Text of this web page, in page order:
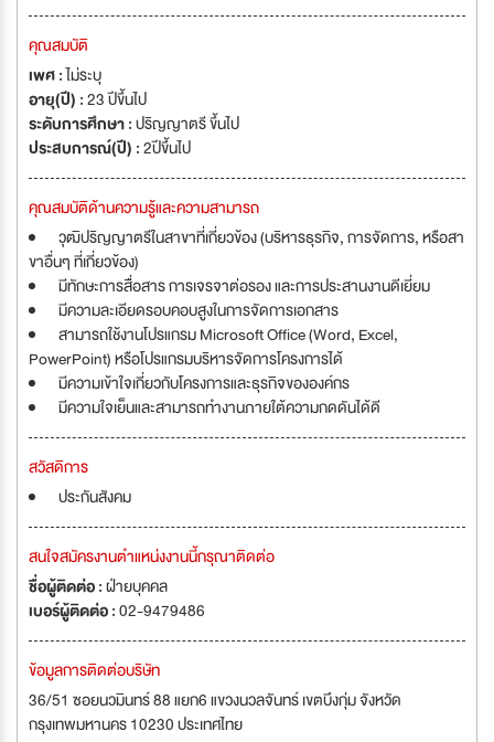
คุณสมบัติ
เพศ :ไม่ระบุ
อายุ(ปี) :23 ปีขึ้นไป
ระดับการศึกษา :ปริญญาตรี ขึ้นไป
ประสบการณ์(ปี) :2ปีขึ้นไป
คุณสมบัติด้านความรู้และความสามารถ
วุฒิปริญญาตรีในสาขาที่เกี่ยวข้อง (บริหารธุรกิจ, การจัดการ, หรือสา
ขาอื่นๆ ที่เกี่ยวข้อง)
มีทักษะการสื่อสาร การเจรจาต่อรอง และการประสานงานดีเยี่ยม
มีความละเอียดรอบคอบสูงในการจัดการเอกสาร
สามารถใช้งานโปรแกรม Microsoft Office (Word, Excel,
PowerPoint) หรือโปรแกรมบริหารจัดการโครงการได้
มีความเข้าใจเกี่ยวกับโครงการและธุรกิจขององค์กร
มีความใจเย็นและสามารถทำงานภายใต้ความกดดันได้ดี
สวัสดิการ
ประกันสังคม
สนใจสมัครงานตำแหน่งงานนี้กรุณาติดต่อ
ชื่อผู้ติดต่อ :ฝ่ายบุคคล
เบอร์ผู้ติดต่อ :02-9479486
ข้อมูลการติดต่อบริษัท
36/51 ซอยนวมินทร์ 88 แยก6 แขวงนวลจันทร์ เขตบึงกุ่ม จังหวัด
กรุงเทพมหานคร 10230 ประเทศไทย